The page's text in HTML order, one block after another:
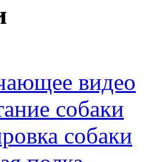
видео
собаки
собаки